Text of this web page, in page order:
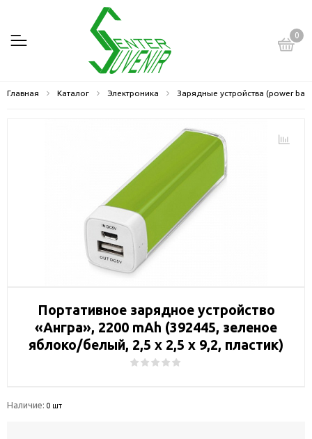
0
Главная Каталог Электроника Зарядные устройства (power
Портативное зарядное устройство
«Ангра», 2200 mAh (392445, зеленое
яблоко/белый, 2,5 х 2,5 х 9,2, пластик)
Наличие: 0 шт